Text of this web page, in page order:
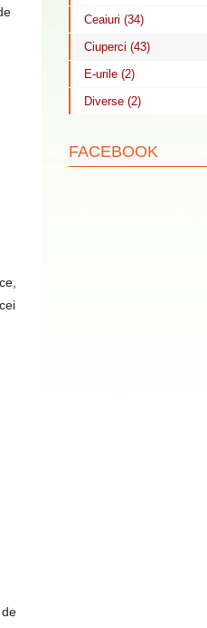
Ceaiuri (34)
Ciuperci (43)
E-urile (2)
Diverse (2)
FACEBOOK